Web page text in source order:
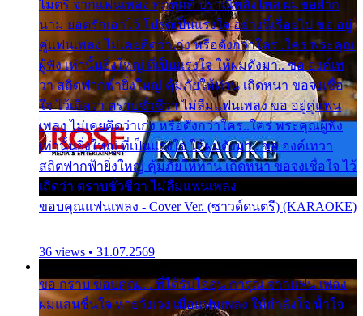
ไมตรี จากแฟนเพลง ทุกทุกที่ ปราณีหลั่งไหล ผมขอฝาก
นาม ยอดรักเอาไว้ โปรดเป็นแรงใจ อย่างนี้เรื่อยไป ขอ อยู่
คู่แฟนเพลง ไม่เคยคิดว่าเก่ง หรือดังกว่าใคร..ใคร พระคุณ
ผู้ฟัง เท่านั้นยิ่งใหญ่ ที่เป็นแรงใจ ให้ผมดังมา.. ขอ องค์เท
วา สถิตฟากฟ้ายิ่งใหญ่ คุ้มภัยให้ท่าน เถิดหนา ขอจงเชื่อ
ใจ ไว้เถิดว่า ตราบชั่วชีวา ไม่ลืมแฟนเพลง ขอ อยู่คู่แฟน
เพลง ไม่เคยคิดว่าเก่ง หรือดังกว่าใคร..ใคร พระคุณผู้ฟัง
เท่านั้นยิ่งใหญ่ ที่เป็นแรงใจ ให้ผมดังมา.. ขอ องค์เทวา
สถิตฟากฟ้ายิ่งใหญ่ คุ้มภัยให้ท่าน เถิดหนา ขอจงเชื่อใจ ไว้
เถิดว่า ตราบชั่วชีวา ไม่ลืมแฟนเพลง
ขอบคุณแฟนเพลง - Cover Ver. (ซาวด์ดนตรี) (KARAOKE)
36 views • 31.07.2569
ขอ กราบ ขอบคุณ.... ที่ได้รับไออุ่น การุณ จากแฟน เพลง
ผมแสนชื่นใจ หายวังเวง เมื่อแฟนเพลง ให้กำลังใจ น้ำใจ